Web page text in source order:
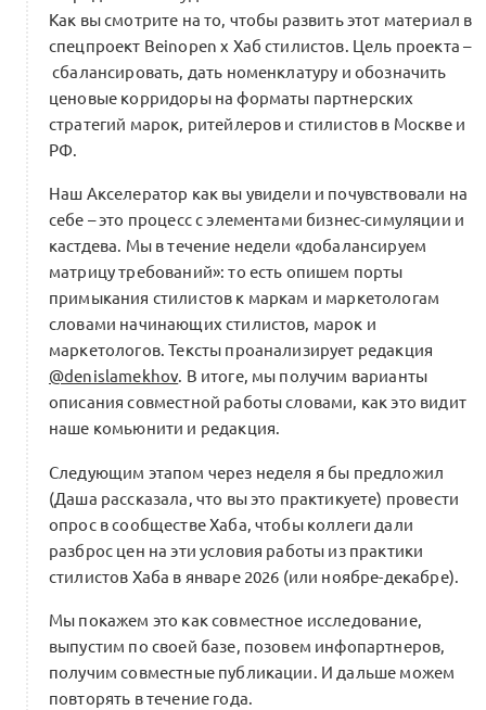
Как вы смотрите на то, чтобы развить этот материал в
спецпроект Beinopen х Хаб стилистов. Цель проекта –
сбалансировать, дать номенклатуру и обозначить
ценовые корридоры на форматы партнерских
стратегий марок, ритейлеров и стилистов в Москве и
РФ.
Наш Акселератор как вы увидели и почувствовали на
себе – это процесс с элементами бизнес-симуляции и
кастдева. Мы в течение недели «добалансируем
матрицу требований»: то есть опишем порты
примыкания стилистов к маркам и маркетологам
словами начинающих стилистов, марок и
маркетологов. Тексты проанализирует редакция
@denislamekhov. В итоге, мы получим варианты
описания совместной работы словами, как это видит
наше комьюнити и редакция.
Следующим этапом через неделя я бы предложил
(Даша рассказала, что вы это практикуете) провести
опрос в сообществе Хаба, чтобы коллеги дали
разброс цен на эти условия работы из практики
стилистов Хаба в январе 2026 (или ноябре-декабре).
Мы покажем это как совместное исследование,
выпустим по своей базе, позовем инфопартнеров,
получим совместные публикации. И дальше можем
повторять в течение года.